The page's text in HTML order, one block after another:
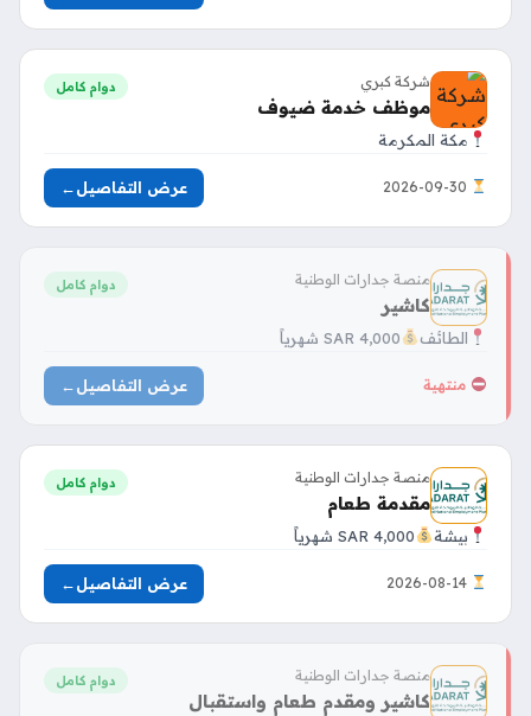
شركة كبري
موظف خدمة ضيوف
دوام كامل
مكة المكرمة
عرض التفاصيل←
منصة جدارات الوطنية
كاشير
دوام كامل
الطائف 4,000 SAR شهرياً
منتهية عرض التفاصيل←
منصة جدارات الوطنية
مقدمة طعام
دوام كامل
بيشة 4,000 SAR شهرياً
عرض التفاصيل←
منصة جدارات الوطنية
كاشير ومقدم طعام واستقبال
دوام كامل